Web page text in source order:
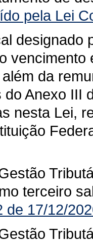
pela Lei
designado
da
Anexo III
nesta Lei,
terceiro
de 17/12/